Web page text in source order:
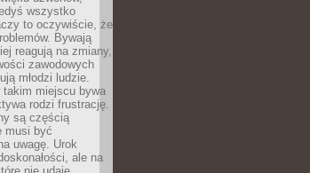
wszystko
to oczywiście, że
Bywają
reagują na zmiany,
zawodowych
młodzi ludzie.
miejscu bywa
rodzi frustrację.
są częścią
musi być
uwagę. Urok
ale na